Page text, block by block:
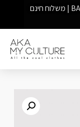
אקסטרה 15% הנחה על כל התיקים קוד BAGGU15 | משלוח חינם